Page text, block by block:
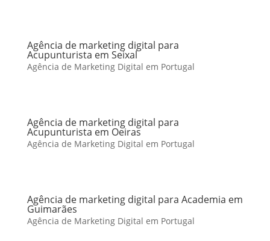
Agência de marketing digital para
Acupunturista em Seixal
Agência de Marketing Digital em Portugal
Agência de marketing digital para
Acupunturista em Oeiras
Agência de Marketing Digital em Portugal
Agência de marketing digital para Academia em
Guimarães
Agência de Marketing Digital em Portugal